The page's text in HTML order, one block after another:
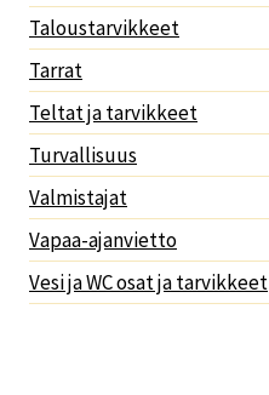
Taloustarvikkeet
Tarrat
Teltat ja tarvikkeet
Turvallisuus
Valmistajat
Vapaa-ajanvietto
Vesi ja WC osat ja tarvikkeet